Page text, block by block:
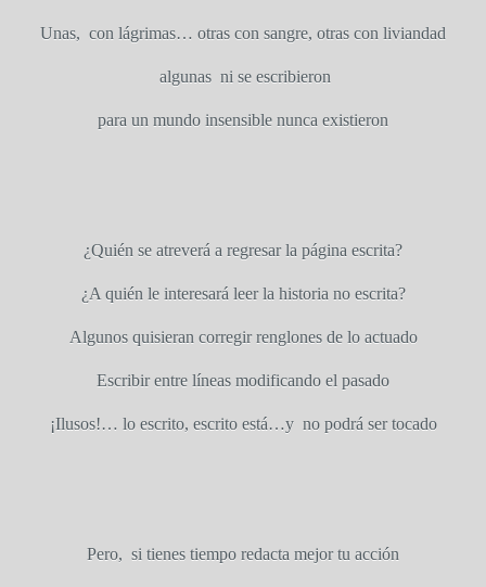
Unas, con lágrimas… otras con sangre, otras con liviandad
algunas ni se escribieron
para un mundo insensible nunca existieron
¿Quién se atreverá a regresar la página escrita?
¿A quién le interesará leer la historia no escrita?
Algunos quisieran corregir renglones de lo actuado
Escribir entre líneas modificando el pasado
¡Ilusos!… lo escrito, escrito está…y no podrá ser tocado
Pero, si tienes tiempo redacta mejor tu acción